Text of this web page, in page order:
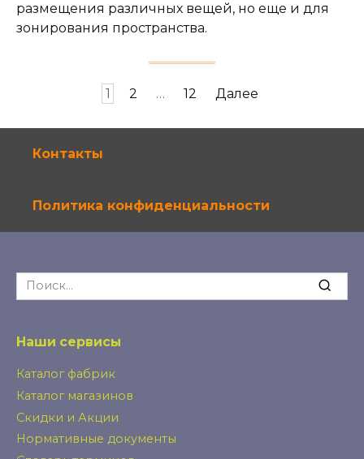
размещения различных вещей, но еще и для
зонирования пространства.
записям
1 2 … 12 Далее
Контакты
Политика конфиденциальности
Search
for:
Наши сервисы
Каталог фабрик
Каталог магазинов
Скидки и Акции
Нормативные документы